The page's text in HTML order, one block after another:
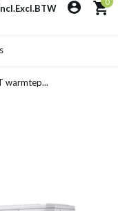
Excl.BTW
warmtep...